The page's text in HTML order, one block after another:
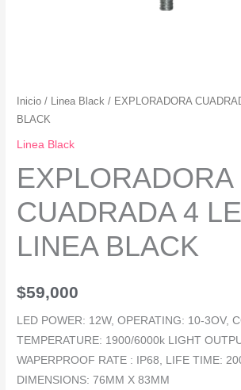
Inicio / Linea Black / EXPLORADORA
BLACK
Linea Black
EXPLORADORA
CUADRADA 4
LINEA BLACK
$59,000
LED POWER: 12W, OPERATING: 10-3OV,
TEMPERATURE: 1900/6000k LIGHT
WAPERPROOF RATE : IP68, LIFE TIME:
DIMENSIONS: 76MM X 83MM